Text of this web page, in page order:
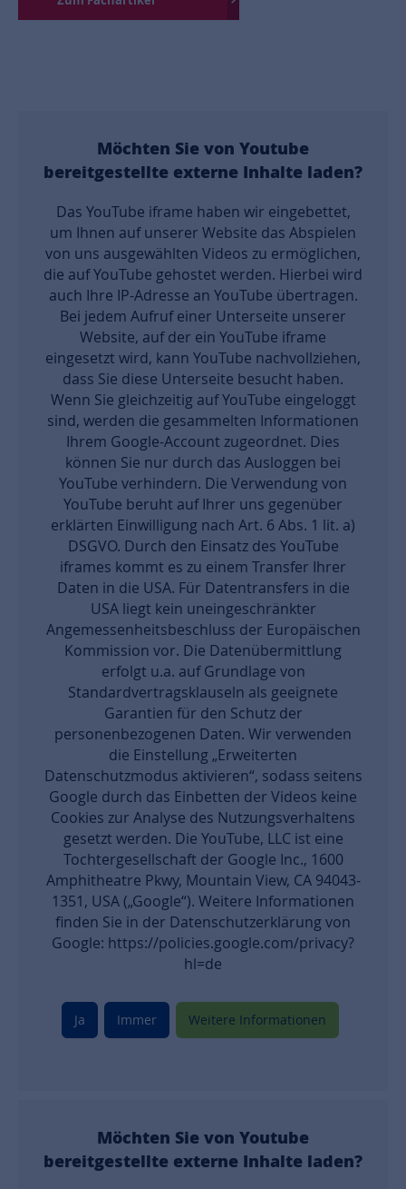
Möchten Sie von Youtube
bereitgestellte externe Inhalte laden?
Das YouTube iframe haben wir eingebettet,
um Ihnen auf unserer Website das Abspielen
von uns ausgewählten Videos zu ermöglichen,
die auf YouTube gehostet werden. Hierbei wird
auch Ihre IP-Adresse an YouTube übertragen.
Bei jedem Aufruf einer Unterseite unserer
Website, auf der ein YouTube iframe
eingesetzt wird, kann YouTube nachvollziehen,
dass Sie diese Unterseite besucht haben.
Wenn Sie gleichzeitig auf YouTube eingeloggt
sind, werden die gesammelten Informationen
Ihrem Google-Account zugeordnet. Dies
können Sie nur durch das Ausloggen bei
YouTube verhindern. Die Verwendung von
YouTube beruht auf Ihrer uns gegenüber
erklärten Einwilligung nach Art. 6 Abs. 1 lit. a)
DSGVO. Durch den Einsatz des YouTube
iframes kommt es zu einem Transfer Ihrer
Daten in die USA. Für Datentransfers in die
USA liegt kein uneingeschränkter
Angemessenheitsbeschluss der Europäischen
Kommission vor. Die Datenübermittlung
erfolgt u.a. auf Grundlage von
Standardvertragsklauseln als geeignete
Garantien für den Schutz der
personenbezogenen Daten. Wir verwenden
die Einstellung „Erweiterten
Datenschutzmodus aktivieren“, sodass seitens
Google durch das Einbetten der Videos keine
Cookies zur Analyse des Nutzungsverhaltens
gesetzt werden. Die YouTube, LLC ist eine
Tochtergesellschaft der Google Inc., 1600
Amphitheatre Pkwy, Mountain View, CA 94043-
1351, USA („Google“). Weitere Informationen
finden Sie in der Datenschutzerklärung von
Google: https://policies.google.com/privacy?
hl=de
Ja Immer Weitere Informationen
Möchten Sie von Youtube
bereitgestellte externe Inhalte laden?